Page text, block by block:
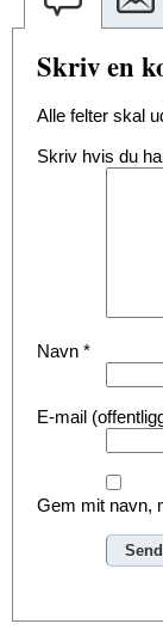
Skriv en
Alle felter skal
Skriv hvis du
Navn *
E-mail
Gem mit navn,